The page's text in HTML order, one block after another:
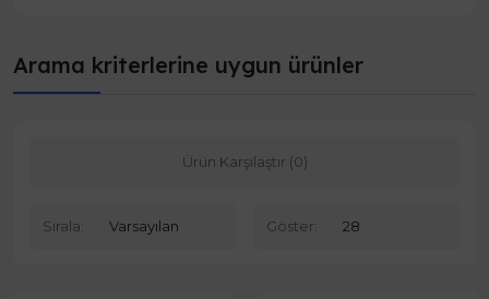
Arama kriterlerine uygun ürünler
Ürün Karşılaştır (0)
Sırala: Göster: